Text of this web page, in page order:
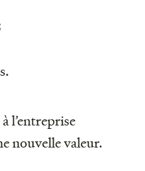
l’entreprise
nouvelle valeur.